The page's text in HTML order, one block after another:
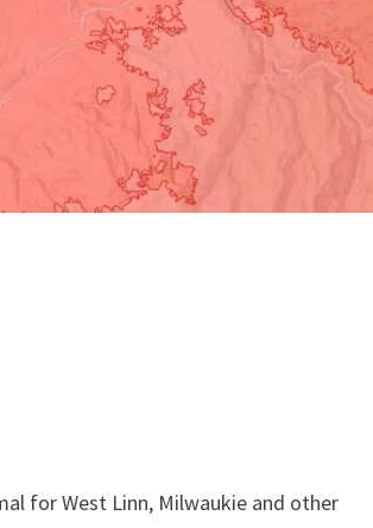
for West Linn, Milwaukie and other